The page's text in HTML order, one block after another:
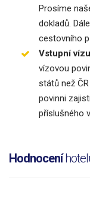
Prosíme
dokladů.
cestovního
Vstupní
vízovou
států než
povinni
příslušného
Hodnocení